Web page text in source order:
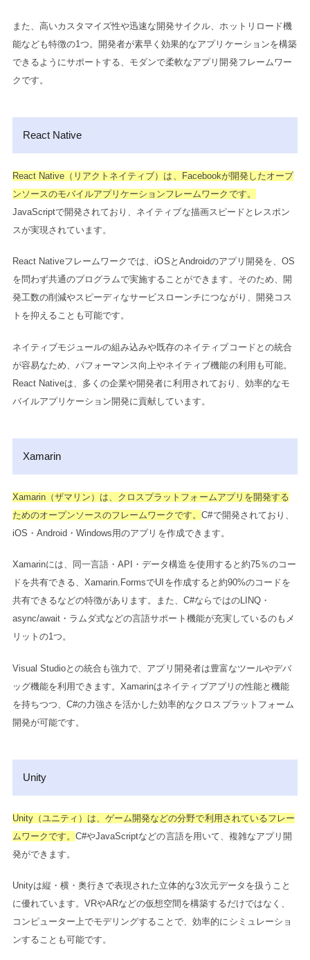
また、高いカスタマイズ性や迅速な開発サイクル、ホットリロード機
能なども特徴の1つ。開発者が素早く効果的なアプリケーションを構築
できるようにサポートする、モダンで柔軟なアプリ開発フレームワー
クです。
React Native
React Native（リアクトネイティブ）は、Facebookが開発したオープ
ンソースのモバイルアプリケーションフレームワークです。
JavaScriptで開発されており、ネイティブな描画スピードとレスポン
スが実現されています。
React Nativeフレームワークでは、iOSとAndroidのアプリ開発を、OS
を問わず共通のプログラムで実施することができます。そのため、開
発工数の削減やスピーディなサービスローンチにつながり、開発コス
トを抑えることも可能です。
ネイティブモジュールの組み込みや既存のネイティブコードとの統合
が容易なため、パフォーマンス向上やネイティブ機能の利用も可能。
React Nativeは、多くの企業や開発者に利用されており、効率的なモ
バイルアプリケーション開発に貢献しています。
Xamarin
Xamarin（ザマリン）は、クロスプラットフォームアプリを開発する
ためのオープンソースのフレームワークです。C#で開発されており、
iOS・Android・Windows用のアプリを作成できます。
Xamarinには、同一言語・API・データ構造を使用すると約75％のコー
ドを共有できる、Xamarin.FormsでUIを作成すると約90%のコードを
共有できるなどの特徴があります。また、C#ならではのLINQ・
async/await・ラムダ式などの言語サポート機能が充実しているのもメ
リットの1つ。
Visual Studioとの統合も強力で、アプリ開発者は豊富なツールやデバ
ッグ機能を利用できます。Xamarinはネイティブアプリの性能と機能
を持ちつつ、C#の力強さを活かした効率的なクロスプラットフォーム
開発が可能です。
Unity
Unity（ユニティ）は、ゲーム開発などの分野で利用されているフレー
ムワークです。C#やJavaScriptなどの言語を用いて、複雑なアプリ開
発ができます。
Unityは縦・横・奥行きで表現された立体的な3次元データを扱うこと
に優れています。VRやARなどの仮想空間を構築するだけではなく、
コンピューター上でモデリングすることで、効率的にシミュレーショ
ンすることも可能です。